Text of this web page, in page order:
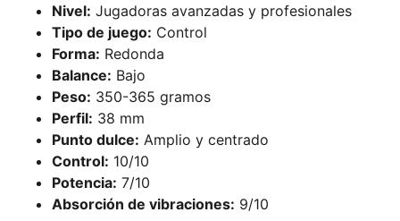
Nivel: Jugadoras avanzadas y profesionales
Tipo de juego: Control
Forma: Redonda
Balance: Bajo
Peso: 350-365 gramos
Perfil: 38 mm
Punto dulce: Amplio y centrado
Control: 10/10
Potencia: 7/10
Absorción de vibraciones: 9/10